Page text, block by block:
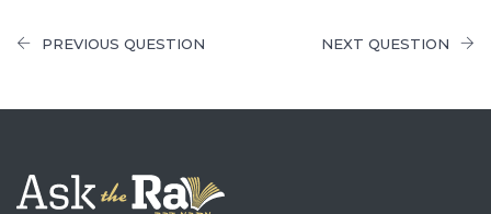
PREVIOUS QUESTION NEXT QUESTION